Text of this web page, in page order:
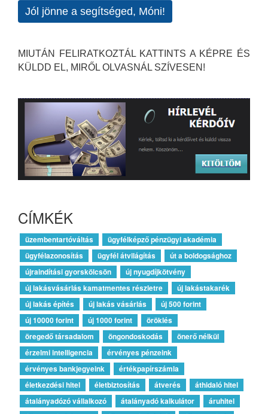
Jól jönne a segítséged, Móni!
MIUTÁN FELIRATKOZTÁL KATTINTS A KÉPRE ÉS
KÜLDD EL, MIRŐL OLVASNÁL SZÍVESEN!
CÍMKÉK
üzembentartóváltás
ügyfélképző pénzügyi akadémia
ügyfélazonosítás
ügyfél átvilágítás
út a boldogsághoz
újraindítási gyorskölcsön
új nyugdíjkötvény
új lakásvásárlás kamatmentes részletre
új lakástakarék
új lakás építés
új lakás vásárlás
új 500 forint
új 10000 forint
új 1000 forint
öröklés
öregedő társadalom
öngondoskodás
önerő nélkül
érzelmi intelligencia
érvényes pénzeink
érvényes bankjegyeink
értékpapírszámla
életkezdési hitel
életbiztosítás átverés
áthidaló hitel
átalányadózó vállalkozó
átalányadó kalkulátor
áruhitel